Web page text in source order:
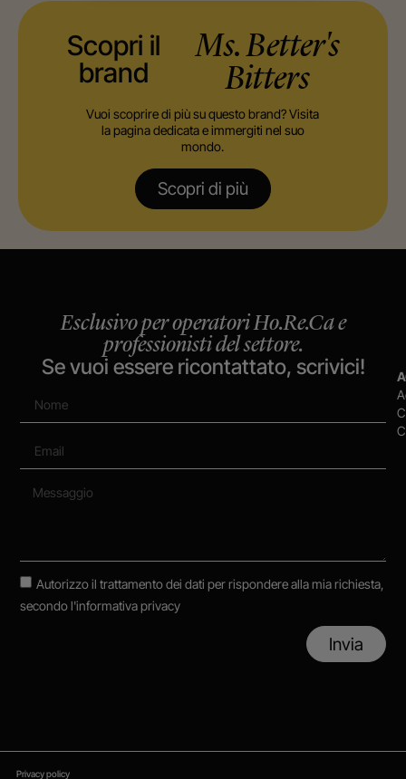
Vuoi scoprire di più su questo brand? Visita
la pagina dedicata e immergiti nel suo
mondo.
Scopri di più
Scopri il
brand
Ms. Better's
Bitters
Esclusivo per operatori Ho.Re.Ca e
professionisti del settore.
Se vuoi essere ricontattato, scrivici!
Autorizzo il trattamento dei dati per rispondere alla mia richiesta,
secondol'informativa privacy
Invia
Privacy policy